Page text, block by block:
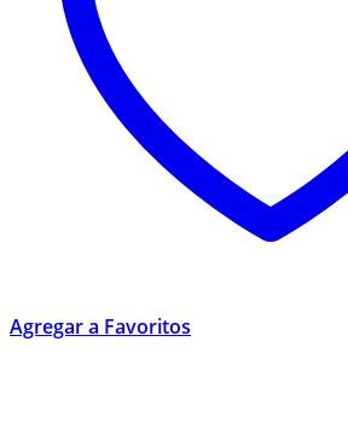
Agregar a Favoritos